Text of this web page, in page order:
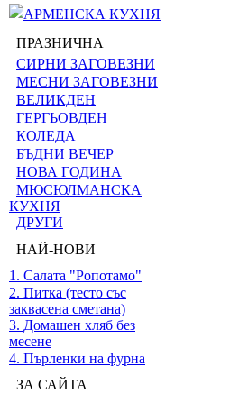
АРМЕНСКА КУХНЯ
ПРАЗНИЧНА
СИРНИ ЗАГОВЕЗНИ
МЕСНИ ЗАГОВЕЗНИ
ВЕЛИКДЕН
ГЕРГЬОВДЕН
КОЛЕДА
БЪДНИ ВЕЧЕР
НОВА ГОДИНА
МЮСЮЛМАНСКА
КУХНЯ
ДРУГИ
НАЙ-НОВИ
1. Салата "Ропотамо"
2. Питка (тесто със
заквасена сметана)
3. Домашен хляб без
месене
4. Пърленки на фурна
ЗА САЙТА